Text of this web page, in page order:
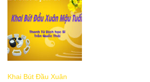
Khai Bút Đầu Xuân